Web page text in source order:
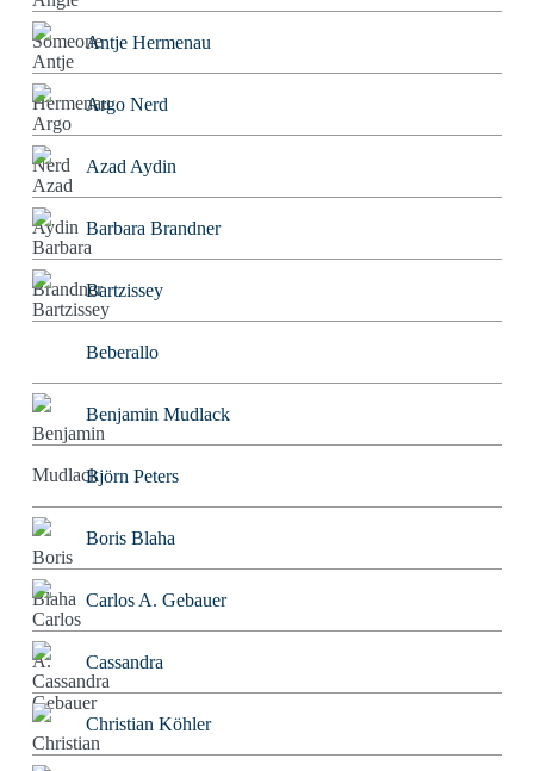
Antje Hermenau
Argo Nerd
Azad Aydin
Barbara Brandner
Bartzissey
Beberallo
Benjamin Mudlack
Björn Peters
Boris Blaha
Carlos A. Gebauer
Cassandra
Christian Köhler